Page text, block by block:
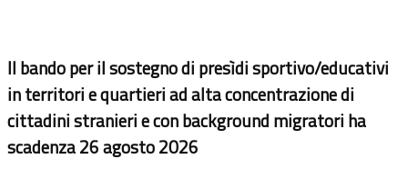
Il bando per il sostegno di presìdi sportivo/educativi
in territori e quartieri ad alta concentrazione di
cittadini stranieri e con background migratori ha
scadenza 26 agosto 2026